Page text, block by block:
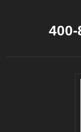
400-